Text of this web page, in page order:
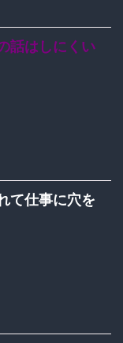
話はしにくい
て仕事に穴を